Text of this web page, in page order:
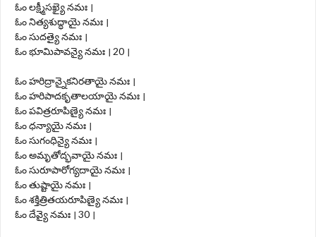
ఓం లక్ష్మీసఖ్యై నమః ।
ఓం నిత్యశుద్ధాయై నమః ।
ఓం సుదత్యై నమః ।
ఓం భూమిపావన్యై నమః । 20 ।
ఓం హరిద్రాన్నైకనిరతాయై నమః ।
ఓం హరిపాదకృతాలయాయై నమః ।
ఓం పవిత్రరూపిణ్యై నమః ।
ఓం ధన్యాయై నమః ।
ఓం సుగంధిన్యై నమః ।
ఓం అమృతోద్భవాయై నమః ।
ఓం సురూపారోగ్యదాయై నమః ।
ఓం తుష్టాయై నమః ।
ఓం శక్తిత్రితయరూపిణ్యై నమః ।
ఓం దేవ్యై నమః । 30 ।